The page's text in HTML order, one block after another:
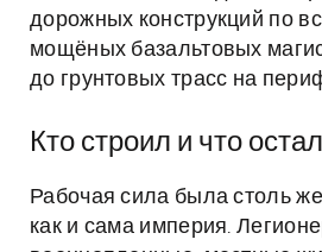
дорожных конструкций по
мощёных базальтовых
до грунтовых трасс на
Кто строил и что
Рабочая сила была столь
как и сама империя.